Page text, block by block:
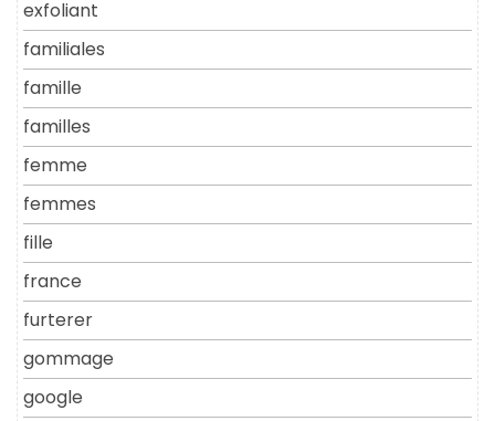
exfoliant
familiales
famille
familles
femme
femmes
fille
france
furterer
gommage
google